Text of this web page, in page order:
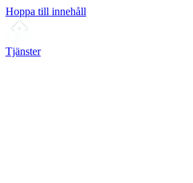
Hoppa till innehåll
Tjänster